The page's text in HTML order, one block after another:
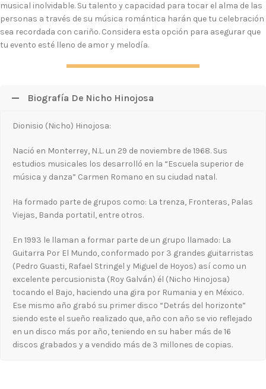
musical inolvidable. Su talento y capacidad para tocar el alma de las
personas a través de su música romántica harán que tu celebración
sea recordada con cariño. Considera esta opción para asegurar que
tu evento esté lleno de amor y melodía.
Biografía De Nicho Hinojosa
Dionisio (Nicho) Hinojosa:
Nació en Monterrey, N.L. un 29 de noviembre de 1968. Sus
estudios musicales los desarrolló en la “Escuela superior de
música y danza” Carmen Romano en su ciudad natal.
Ha formado parte de grupos como: La trenza, Fronteras, Palas
Viejas, Banda portatil, entre otros.
En 1993 le llaman a formar parte de un grupo llamado: La
Guitarra Por El Mundo, conformado por 3 grandes guitarristas
(Pedro Guasti, Rafael Stringel y Miguel de Hoyos) así como un
excelente percusionista (Roy Galván) él (Nicho Hinojosa)
tocando el Bajo, haciendo una gira por Rumania y en México.
Ese mismo año grabó su primer disco “Detrás del horizonte”
siendo este el sueño realizado que, año con año se vio reflejado
en un disco más por año, teniendo en su haber más de 16
discos grabados y a vendido más de 3 millones de copias.